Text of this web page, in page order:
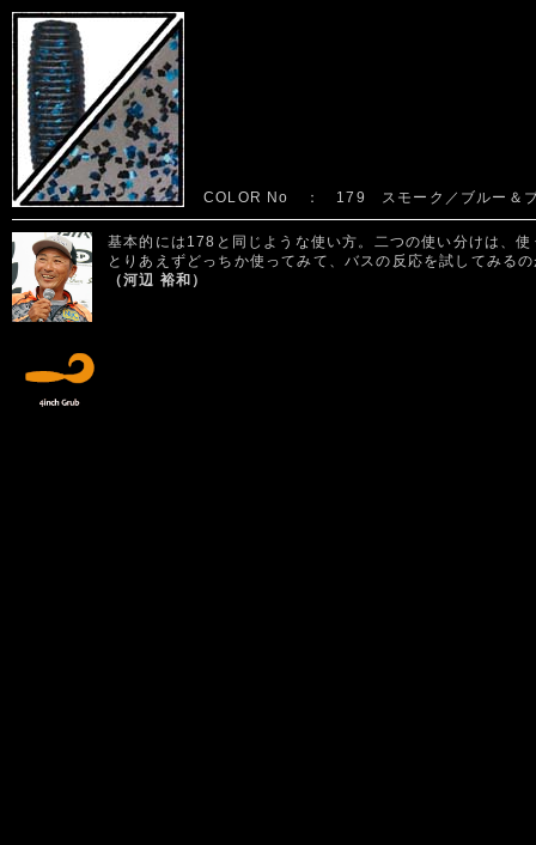
COLOR No ： 179 スモーク／ブルー＆ブ
基本的には178と同じような使い方。二つの使い分けは、
とりあえずどっちか使ってみて、バスの反応を試してみる
（河辺 裕和）